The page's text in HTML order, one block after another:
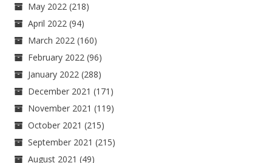
May 2022 (218)
April 2022 (94)
March 2022 (160)
February 2022 (96)
January 2022 (288)
December 2021 (171)
November 2021 (119)
October 2021 (215)
September 2021 (215)
August 2021 (49)